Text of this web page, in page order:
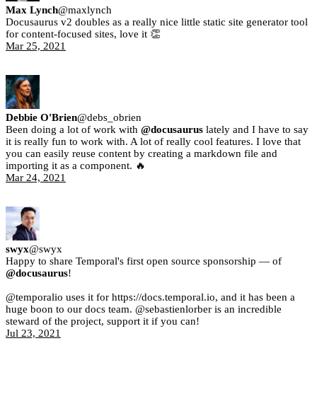
Max Lynch@maxlynch
Docusaurus v2 doubles as a really nice little static site generator tool
for content-focused sites, love it 👏
Mar 25, 2021
Debbie O'Brien@debs_obrien
Been doing a lot of work with @docusaurus lately and I have to say
it is really fun to work with. A lot of really cool features. I love that
you can easily reuse content by creating a markdown file and
importing it as a component. 🔥
Mar 24, 2021
swyx@swyx
Happy to share Temporal's first open source sponsorship — of
@docusaurus!
@temporalio uses it for https://docs.temporal.io, and it has been a
huge boon to our docs team. @sebastienlorber is an incredible
steward of the project, support it if you can!
Jul 23, 2021